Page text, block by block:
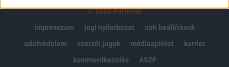
© 2026 Portfolio
impresszum
jogi nyilatkozat
süti beállítások
adatvédelem
szerzői jogok médiaajánlat
karrier
kommentkezelés
ÁSZF